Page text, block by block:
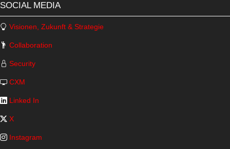
SOCIAL MEDIA
Visionen, Zukunft & Strategie
Collaboration
Security
CXM
Linked In
X
Instagram